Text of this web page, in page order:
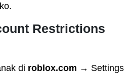
Restrictions
di roblox.com → Settings